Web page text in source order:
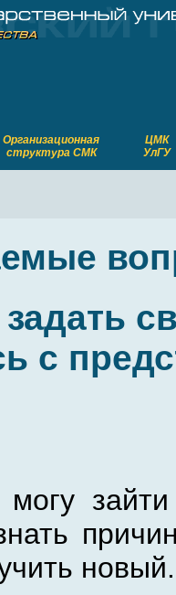
Организационная
структура СМК
ЦМК
УлГУ
с
новый.